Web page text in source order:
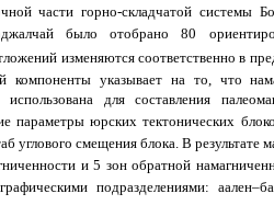
части горно-складчатой системы
было отобрано 80
изменяются соответственно в
указывает на то, что
для составления
параметры юрских тектонических
смещения блока. В результате
и 5 зон обратной
подразделениями: